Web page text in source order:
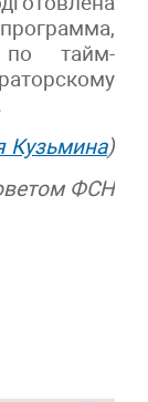
по тайм-
Кузьмина)
ФСН